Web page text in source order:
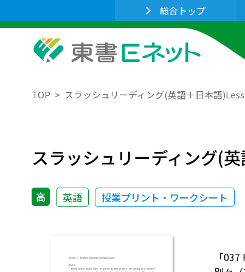
総合トップ
TOP スラッシュリーディング(英語＋日本語
スラッシュリーディング(
高 英語 授業プリント・ワークシート
「